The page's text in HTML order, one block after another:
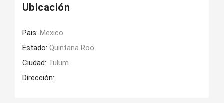
Ubicación
Pais: Mexico
Estado: Quintana Roo
Ciudad: Tulum
Dirección: